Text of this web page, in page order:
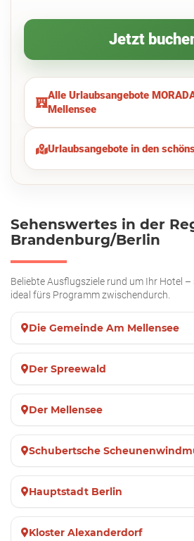
Jetzt
Alle Urlaubsangebote
Mellensee
Urlaubsangebote in den
Sehenswertes in der
Brandenburg/Berlin
Beliebte Ausflugsziele rund um Ihr Hotel
ideal fürs Programm zwischendurch.
Die Gemeinde Am Mellensee
Der Spreewald
Der Mellensee
Schubertsche
Hauptstadt Berlin
Kloster Alexanderdorf